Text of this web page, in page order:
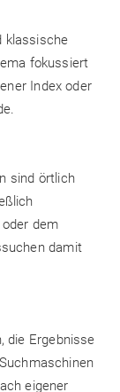
klassische
fokussiert
Index oder
sind örtlich
dem
damit
die Ergebnisse
eigener